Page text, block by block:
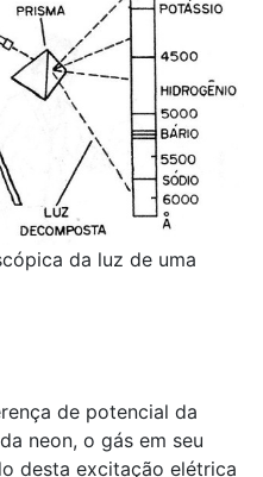
da luz de uma
de potencial da
neon, o gás em seu
desta excitação elétrica